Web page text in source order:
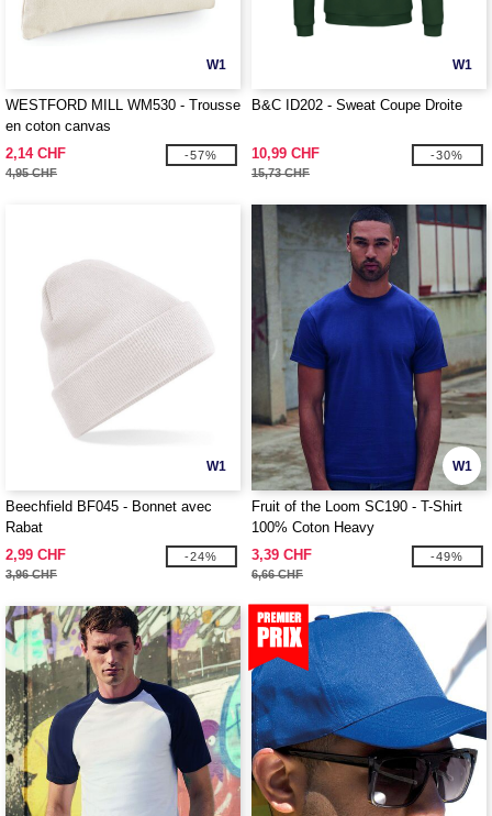
W1
WESTFORD MILL WM530 - Trousse
en coton canvas
2,14 CHF
4,95 CHF
-57%
W1
B&C ID202 - Sweat Coupe Droite
10,99 CHF
15,73 CHF
-30%
W1
Beechfield BF045 - Bonnet avec
Rabat
2,99 CHF
3,96 CHF
-24%
W1
Fruit of the Loom SC190 - T-Shirt
100% Coton Heavy
3,39 CHF
6,66 CHF
-49%